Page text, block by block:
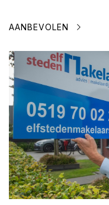
AANBEVOLEN